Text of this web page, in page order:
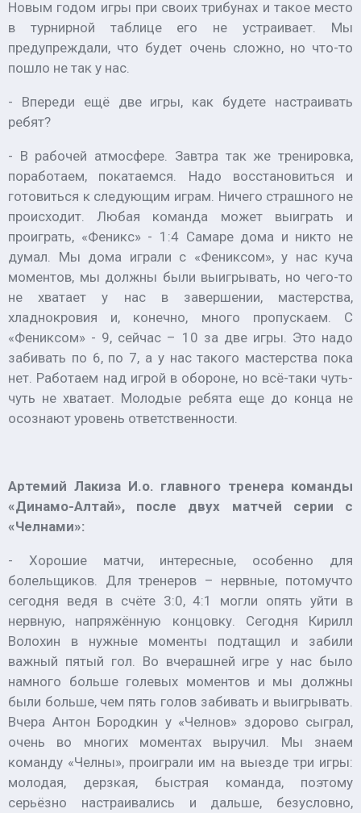
Новым годом игры при своих трибунах и такое место
в турнирной таблице его не устраивает. Мы
предупреждали, что будет очень сложно, но что-то
пошло не так у нас.
- Впереди ещё две игры, как будете настраивать
ребят?
- В рабочей атмосфере. Завтра так же тренировка,
поработаем, покатаемся. Надо восстановиться и
готовиться к следующим играм. Ничего страшного не
происходит. Любая команда может выиграть и
проиграть, «Феникс» - 1:4 Самаре дома и никто не
думал. Мы дома играли с «Фениксом», у нас куча
моментов, мы должны были выигрывать, но чего-то
не хватает у нас в завершении, мастерства,
хладнокровия и, конечно, много пропускаем. С
«Фениксом» - 9, сейчас – 10 за две игры. Это надо
забивать по 6, по 7, а у нас такого мастерства пока
нет. Работаем над игрой в обороне, но всё-таки чуть-
чуть не хватает. Молодые ребята еще до конца не
осознают уровень ответственности.
Артемий Лакиза И.о. главного тренера команды
«Динамо-Алтай», после двух матчей серии с
«Челнами»:
- Хорошие матчи, интересные, особенно для
болельщиков. Для тренеров – нервные, потомучто
сегодня ведя в счёте 3:0, 4:1 могли опять уйти в
нервную, напряжённую концовку. Сегодня Кирилл
Волохин в нужные моменты подтащил и забили
важный пятый гол. Во вчерашней игре у нас было
намного больше голевых моментов и мы должны
были больше, чем пять голов забивать и выигрывать.
Вчера Антон Бородкин у «Челнов» здорово сыграл,
очень во многих моментах выручил. Мы знаем
команду «Челны», проиграли им на выезде три игры:
молодая, дерзкая, быстрая команда, поэтому
серьёзно настраивались и дальше, безусловно,